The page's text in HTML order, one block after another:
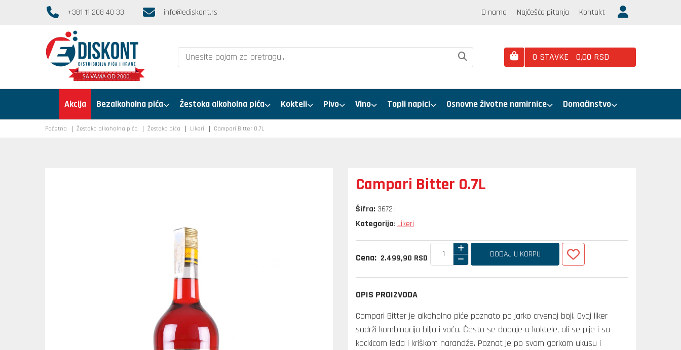
+381 11 208 40 33 info@ediskont.rs O nama Najčešća pitanja Kontakt
0 STAVKE 0,00 RSD
Akcija Bezalkoholna pića Žestoka alkoholna pića Kokteli Pivo Vino Topli napici Osnovne životne namirnice Domaćinstvo
Početna Žestoka alkoholna pića Žestoka pića Likeri Campari Bitter 0.7L
Campari Bitter 0.7L
Šifra: 3672
Kategorija: Likeri
Cena: 2.499,90 RSD DODAJ U KORPU
OPIS PROIZVODA
Campari Bitter je alkoholno piće poznato po jarko crvenoj boji. Ovaj liker
sadrži kombinaciju bilja i voća. Često se dodaje u koktele, ali se pije i sa
kockicom leda i kriškom narandže. Poznat je po svom gorkom ukusu i